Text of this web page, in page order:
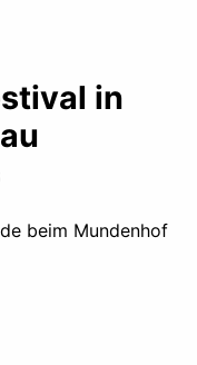
in
beim Mundenhof